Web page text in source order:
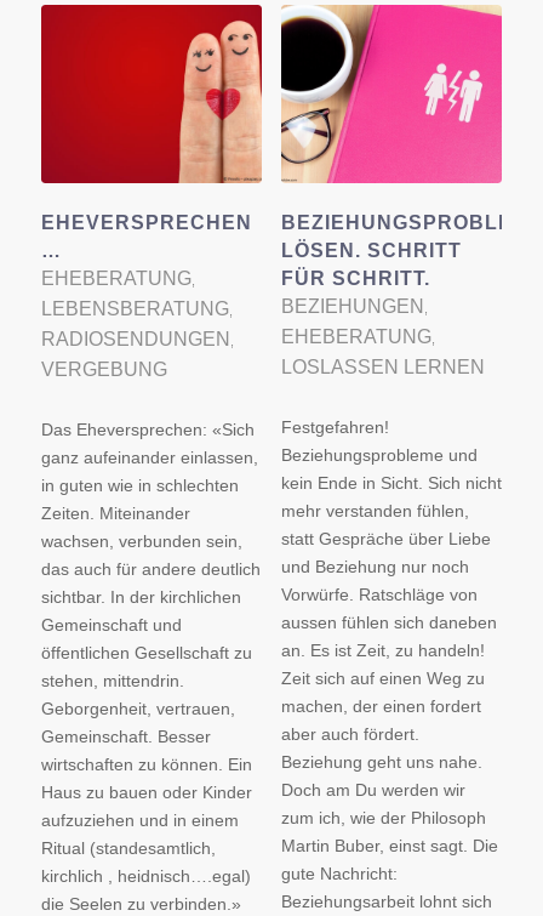
EHEVERSPRECHEN
…
EHEBERATUNG,
LEBENSBERATUNG,
RADIOSENDUNGEN
VERGEBUNG
Das Eheversprechen: «Sich
ganz aufeinander einlassen,
in guten wie in schlechten
Zeiten. Miteinander
wachsen, verbunden sein,
das auch für andere deutlich
sichtbar. In der kirchlichen
Gemeinschaft und
öffentlichen Gesellschaft zu
stehen, mittendrin.
Geborgenheit, vertrauen,
Gemeinschaft. Besser
wirtschaften zu können. Ein
Haus zu bauen oder Kinder
aufzuziehen und in einem
Ritual (standesamtlich,
kirchlich , heidnisch….egal)
die Seelen zu verbinden.»
BEZIEHUNGSPROBLEME
LÖSEN. SCHRITT
FÜR SCHRITT.
BEZIEHUNGEN
EHEBERATUNG,
LOSLASSEN LERNEN
Festgefahren!
Beziehungsprobleme und
kein Ende in Sicht. Sich nicht
mehr verstanden fühlen,
statt Gespräche über Liebe
und Beziehung nur noch
Vorwürfe. Ratschläge von
aussen fühlen sich daneben
an. Es ist Zeit, zu handeln!
Zeit sich auf einen Weg zu
machen, der einen fordert
aber auch fördert.
Beziehung geht uns nahe.
Doch am Du werden wir
zum ich, wie der Philosoph
Martin Buber, einst sagt. Die
gute Nachricht:
Beziehungsarbeit lohnt sich